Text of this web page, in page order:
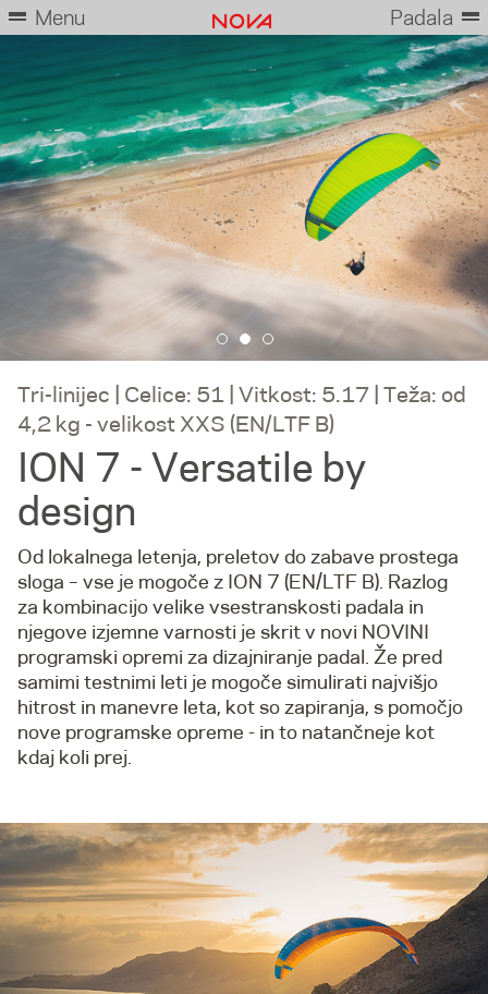
Menu Padala
Tri-linijec | Celice: 51 | Vitkost: 5.17 | Teža: od
4,2 kg - velikost XXS (EN/LTF B)
ION 7 - Versatile by
design
Od lokalnega letenja, preletov do zabave prostega
sloga – vse je mogoče z ION 7 (EN/LTF B). Razlog
za kombinacijo velike vsestranskosti padala in
njegove izjemne varnosti je skrit v novi NOVINI
programski opremi za dizajniranje padal. Že pred
samimi testnimi leti je mogoče simulirati najvišjo
hitrost in manevre leta, kot so zapiranja, s pomočjo
nove programske opreme - in to natančneje kot
kdaj koli prej.